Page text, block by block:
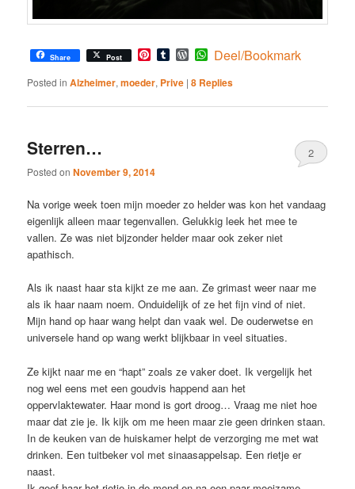
Share Post Pinterest
TumblrWordPress
WhatsApp
Deel/Bookmark
Posted in Alzheimer,moeder, Prive |8 Replies
Sterren…
Posted onNovember 9, 2014
2
Na vorige week toen mijn moeder zo helder was kon het vandaag
eigenlijk alleen maar tegenvallen. Gelukkig leek het mee te
vallen. Ze was niet bijzonder helder maar ook zeker niet
apathisch.
Als ik naast haar sta kijkt ze me aan. Ze grimast weer naar me
als ik haar naam noem. Onduidelijk of ze het fijn vind of niet.
Mijn hand op haar wang helpt dan vaak wel. De ouderwetse en
universele hand op wang werkt blijkbaar in veel situaties.
Ze kijkt naar me en “hapt” zoals ze vaker doet. Ik vergelijk het
nog wel eens met een goudvis happend aan het
oppervlaktewater. Haar mond is gort droog… Vraag me niet hoe
maar dat zie je. Ik kijk om me heen maar zie geen drinken staan.
In de keuken van de huiskamer helpt de verzorging me met wat
drinken. Een tuitbeker vol met sinaasappelsap. Een rietje er
naast.